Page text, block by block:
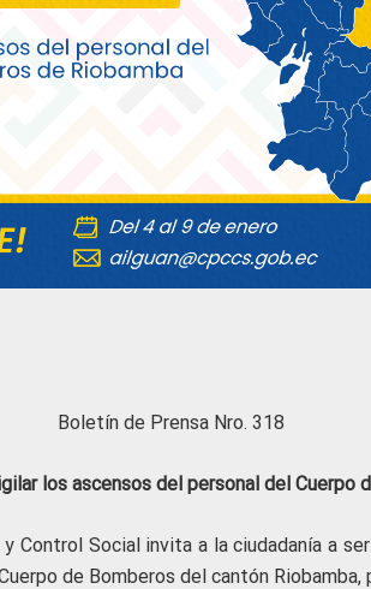
Boletín de Prensa Nro. 318
los ascensos del personal del Cuerpo
Control Social invita a la ciudadanía a
de Bomberos del cantón Riobamba,